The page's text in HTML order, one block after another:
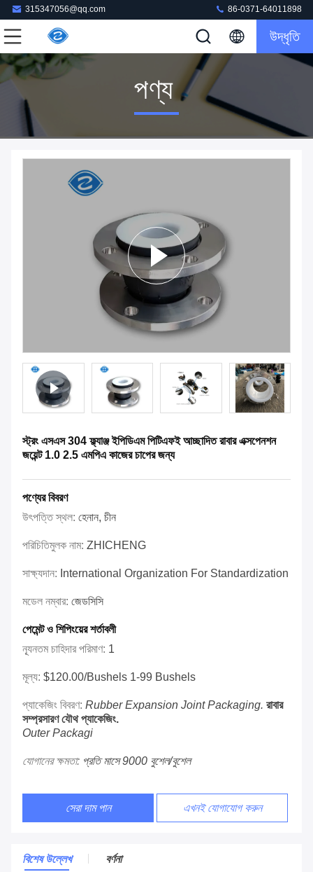
315347056@qq.com 86-0371-64011898
উদ্ধৃতি
পণ্য
স্ট্রং এসএস 304 ফ্ল্যাঞ্জ ইপিডিএম পিটিএফই আচ্ছাদিত রাবার এক্সপেনশন
জয়েন্ট 1.0 2.5 এমপিএ কাজের চাপের জন্য
পণ্যের বিবরণ
উৎপত্তি স্থল: হেনান, চীন
পরিচিতিমুলক নাম: ZHICHENG
সাক্ষ্যদান: International Organization For Standardization
মডেল নম্বার: জেডসিসি
পেমেন্ট ও শিপিংয়ের শর্তাবলী
ন্যূনতম চাহিদার পরিমাণ: 1
মূল্য: $120.00/bushels 1-99 Bushels
প্যাকেজিং বিবরণ: Rubber Expansion Joint Packaging. রাবার
সম্প্রসারণ যৌথ প্যাকেজিং.
Outer Packagi
যোগানের ক্ষমতা: প্রতি মাসে 9000 বুশেল/বুশেল
সেরা দাম পান এখনই যোগাযোগ করুন
বিশেষ উল্লেখ বর্ণনা